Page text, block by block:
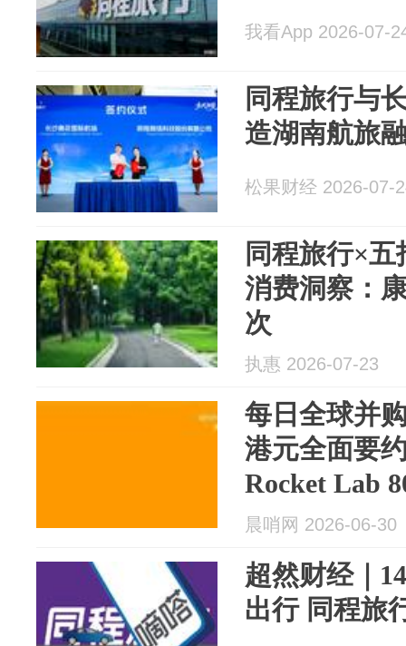
我看App 2026-07-
同程旅行与
造湖南航旅
松果财经 2026-07-
同程旅行×
消费洞察：
次
执惠 2026-07-23
每日全球并
港元全面要
Rocket Lab
讯（6/30）
晨哨网 2026-06-30
超然财经｜
出行 同程旅